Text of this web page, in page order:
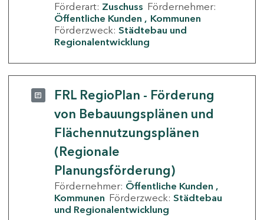
Förderart: Zuschuss Fördernehmer:
Öffentliche Kunden
Kommunen
Förderzweck: Städtebau und
Regionalentwicklung
FRL RegioPlan - Förderung
von Bebauungsplänen und
Flächennutzungsplänen
(Regionale
Planungsförderung)
Fördernehmer: Öffentliche Kunden
Kommunen Förderzweck: Städtebau
und Regionalentwicklung